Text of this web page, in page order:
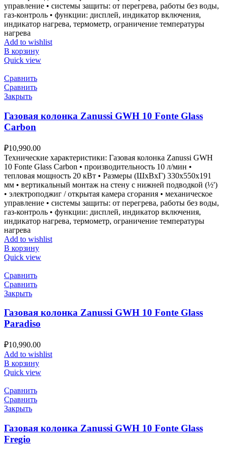
управление • системы защиты: от перегрева, работы без воды,
газ-контроль • функции: дисплей, индикатор включения,
индикатор нагрева, термометр, ограничение температуры
нагрева
Add to wishlist
В корзину
Quick view
Сравнить
Сравнить
Закрыть
Газовая колонка Zanussi GWH 10 Fonte Glass
Carbon
₽10,990.00
Технические характеристики: Газовая колонка Zanussi GWH
10 Fonte Glass Carbon • производительность 10 л/мин •
тепловая мощность 20 кВт • Размеры (ШxВxГ) 330x550x191
мм • вертикальный монтаж на стену с нижней подводкой (½')
• электроподжиг / открытая камера сгорания • механическое
управление • системы защиты: от перегрева, работы без воды,
газ-контроль • функции: дисплей, индикатор включения,
индикатор нагрева, термометр, ограничение температуры
нагрева
Add to wishlist
В корзину
Quick view
Сравнить
Сравнить
Закрыть
Газовая колонка Zanussi GWH 10 Fonte Glass
Paradiso
₽10,990.00
Add to wishlist
В корзину
Quick view
Сравнить
Сравнить
Закрыть
Газовая колонка Zanussi GWH 10 Fonte Glass
Fregio